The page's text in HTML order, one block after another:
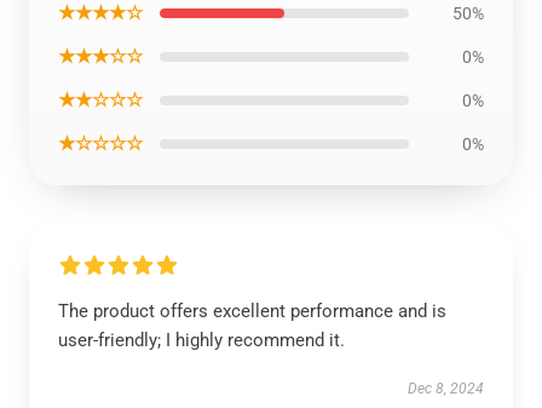
★★★★☆ 50%
★★★☆☆ 0%
★★☆☆☆ 0%
★☆☆☆☆ 0%
The product offers excellent performance and is
user-friendly; I highly recommend it.
Dec 8, 2024